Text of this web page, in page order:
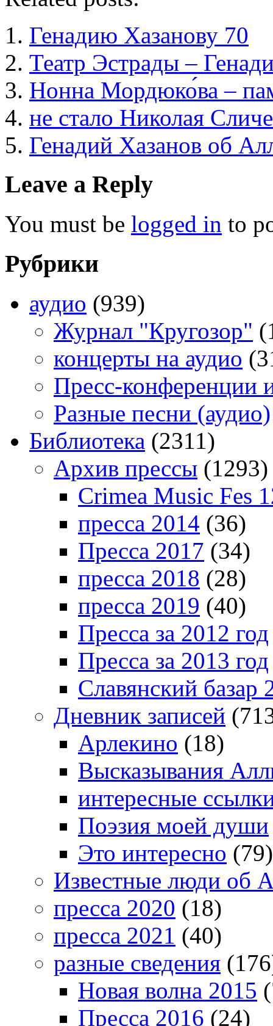
Генадию Хазанову 70
Театр Эстрады –
Нонна Мордюко́ва –
не стало Николая
Генадий Хазанов об
Leave a Reply
You must be logged in to
Рубрики
аудио (939)
Журнал "Кругозор"
концерты на аудио
Пресс-конференции
Разные песни (аудио)
Библиотека (2311)
Архив прессы (1293)
Crimea Music Fes
пресса 2014 (36)
Пресса 2017 (34)
пресса 2018 (28)
пресса 2019 (40)
Пресса за 2012 год
Пресса за 2013 год
Славянский базар
Дневник записей
Арлекино (18)
Высказывания
интересные
Поэзия моей души
Это интересно (79)
Известные люди об
пресса 2020 (18)
пресса 2021 (40)
разные сведения
Новая волна 2015
Пресса 2016 (24)